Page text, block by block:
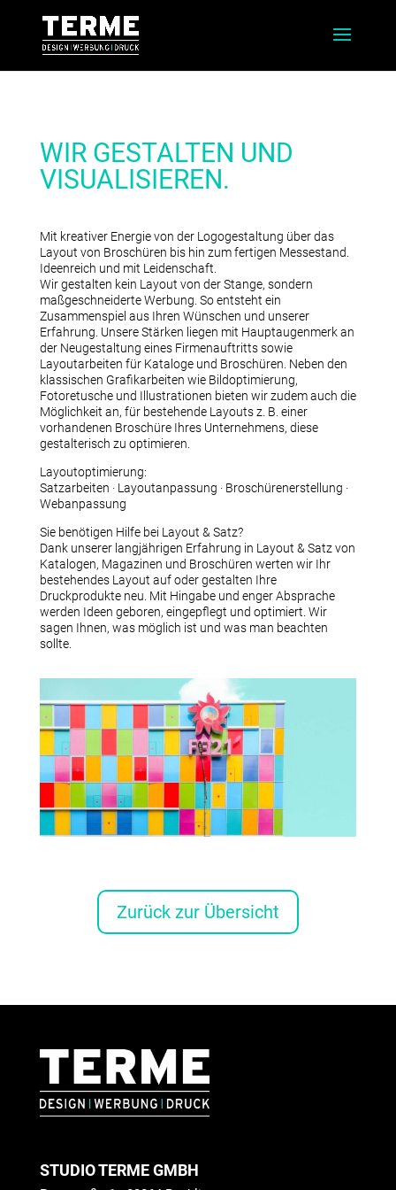
WIR GESTALTEN UND
VISUALISIEREN.
Mit kreativer Energie von der Logogestaltung über das
Layout von Broschüren bis hin zum fertigen Messestand.
Ideenreich und mit Leidenschaft.
Wir gestalten kein Layout von der Stange, sondern
maßgeschneiderte Werbung. So entsteht ein
Zusammenspiel aus Ihren Wünschen und unserer
Erfahrung. Unsere Stärken liegen mit Hauptaugenmerk an
der Neugestaltung eines Firmenauftritts sowie
Layoutarbeiten für Kataloge und Broschüren. Neben den
klassischen Grafikarbeiten wie Bildoptimierung,
Fotoretusche und Illustrationen bieten wir zudem auch die
Möglichkeit an, für bestehende Layouts z. B. einer
vorhandenen Broschüre Ihres Unternehmens, diese
gestalterisch zu optimieren.
Layoutoptimierung:
Satzarbeiten · Layoutanpassung · Broschürenerstellung ·
Webanpassung
Sie benötigen Hilfe bei Layout & Satz?
Dank unserer langjährigen Erfahrung in Layout & Satz von
Katalogen, Magazinen und Broschüren werten wir Ihr
bestehendes Layout auf oder gestalten Ihre
Druckprodukte neu. Mit Hingabe und enger Absprache
werden Ideen geboren, eingepflegt und optimiert. Wir
sagen Ihnen, was möglich ist und was man beachten
sollte.
Zurück zur Übersicht
STUDIO TERME GMBH